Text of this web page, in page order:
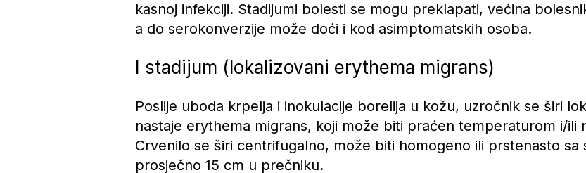
kasnoj infekciji. Stadijumi bolesti se mogu preklapati, većina
a do serokonverzije može doći i kod asimptomatskih osoba.
I stadijum (lokalizovani erythema migrans)
Poslije uboda krpelja i inokulacije borelija u kožu, uzročnik se širi
nastaje erythema migrans, koji može biti praćen temperaturom i/ili
Crvenilo se širi centrifugalno, može biti homogeno ili prstenasto sa
prosječno 15 cm u prečniku.